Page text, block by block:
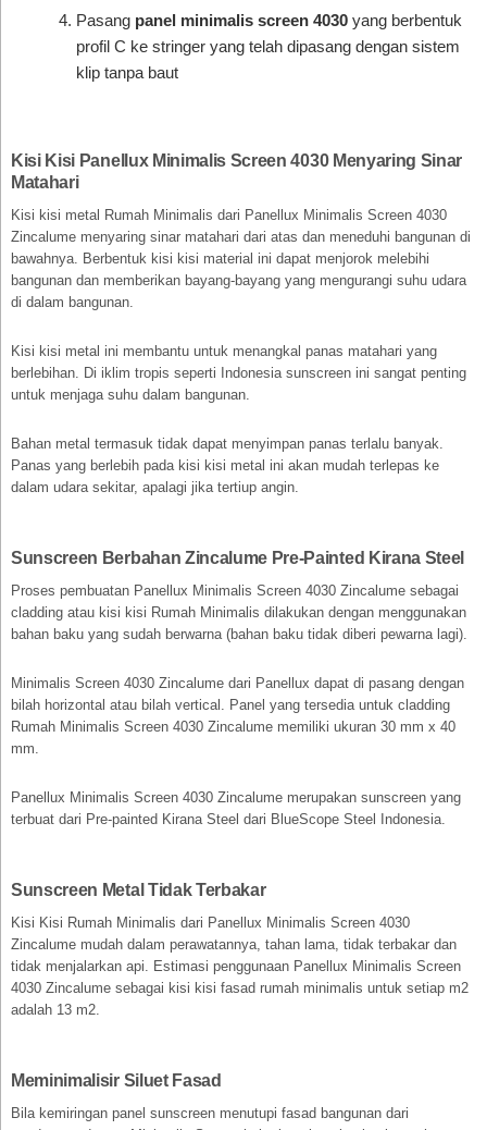
Pasang panel minimalis screen 4030 yang berbentuk
profil C ke stringer yang telah dipasang dengan sistem
klip tanpa baut
Kisi Kisi Panellux Minimalis Screen 4030 Menyaring Sinar
Matahari
Kisi kisi metal Rumah Minimalis dari Panellux Minimalis Screen 4030
Zincalume menyaring sinar matahari dari atas dan meneduhi bangunan di
bawahnya. Berbentuk kisi kisi material ini dapat menjorok melebihi
bangunan dan memberikan bayang-bayang yang mengurangi suhu udara
di dalam bangunan.
Kisi kisi metal ini membantu untuk menangkal panas matahari yang
berlebihan. Di iklim tropis seperti Indonesia sunscreen ini sangat penting
untuk menjaga suhu dalam bangunan.
Bahan metal termasuk tidak dapat menyimpan panas terlalu banyak.
Panas yang berlebih pada kisi kisi metal ini akan mudah terlepas ke
dalam udara sekitar, apalagi jika tertiup angin.
Sunscreen Berbahan Zincalume Pre-Painted Kirana Steel
Proses pembuatan Panellux Minimalis Screen 4030 Zincalume sebagai
cladding atau kisi kisi Rumah Minimalis dilakukan dengan menggunakan
bahan baku yang sudah berwarna (bahan baku tidak diberi pewarna lagi).
Minimalis Screen 4030 Zincalume dari Panellux dapat di pasang dengan
bilah horizontal atau bilah vertical. Panel yang tersedia untuk cladding
Rumah Minimalis Screen 4030 Zincalume memiliki ukuran 30 mm x 40
mm.
Panellux Minimalis Screen 4030 Zincalume merupakan sunscreen yang
terbuat dari Pre-painted Kirana Steel dari BlueScope Steel Indonesia.
Sunscreen Metal Tidak Terbakar
Kisi Kisi Rumah Minimalis dari Panellux Minimalis Screen 4030
Zincalume mudah dalam perawatannya, tahan lama, tidak terbakar dan
tidak menjalarkan api. Estimasi penggunaan Panellux Minimalis Screen
4030 Zincalume sebagai kisi kisi fasad rumah minimalis untuk setiap m2
adalah 13 m2.
Meminimalisir Siluet Fasad
Bila kemiringan panel sunscreen menutupi fasad bangunan dari